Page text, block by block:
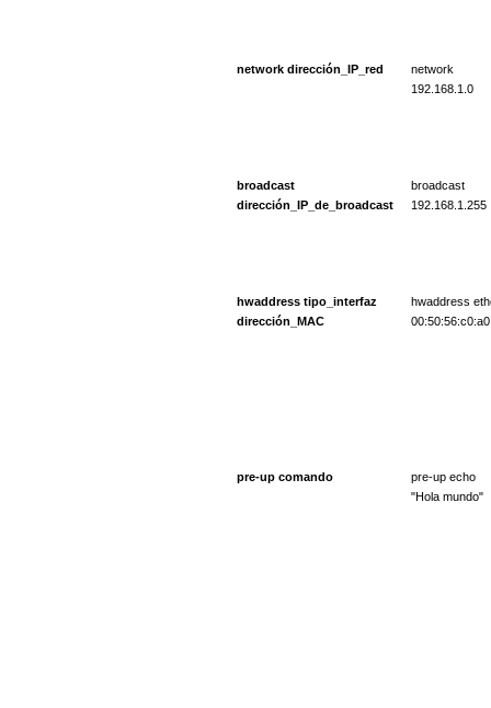
network dirección_IP_red
network
192.168.1.0
broadcast
dirección_IP_de_broadcast
broadcast
192.168.1.255
hwaddress tipo_interfaz
dirección_MAC
hwaddress
pre-up comando
pre-up echo
"Hola mundo"